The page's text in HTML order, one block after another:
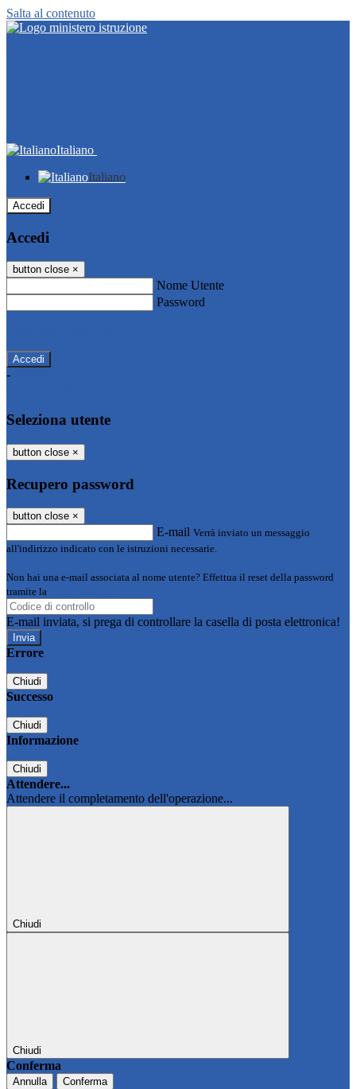
Salta al contenuto
Italiano
Italiano
Accedi
Accedi
button close ×
Nome Utente
Password
-
Seleziona utente
button close ×
Recupero password
button close ×
E-mail Verrà inviato un messaggio
all'indirizzo indicato con le istruzioni necessarie.
Non hai una e-mail associata al nome utente? Effettua il reset della password
tramite la
E-mail inviata, si prega di controllare la casella di posta elettronica!
Errore
Chiudi
Successo
Chiudi
Informazione
Chiudi
Attendere...
Attendere il completamento dell'operazione...
Chiudi
Chiudi
Conferma
Annulla Conferma